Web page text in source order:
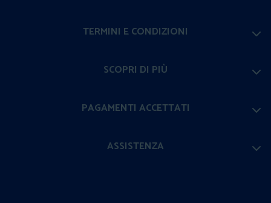
TERMINI E CONDIZIONI
SCOPRI DI PIÙ
PAGAMENTI ACCETTATI
ASSISTENZA